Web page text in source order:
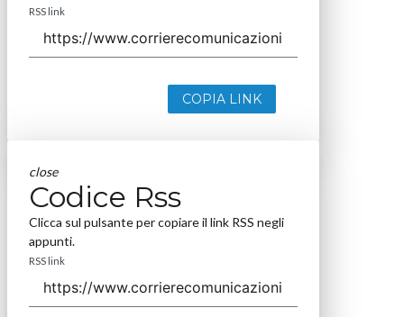
RSS link
COPIA LINK
close
Codice Rss
Clicca sul pulsante per copiare il link RSS negli
appunti.
RSS link